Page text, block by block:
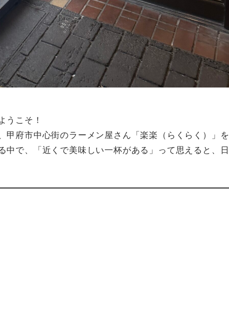
うこそ！
甲府市中心街のラーメン屋さん「楽楽（らくらく）」を
中で、「近くで美味しい一杯がある」って思えると、日